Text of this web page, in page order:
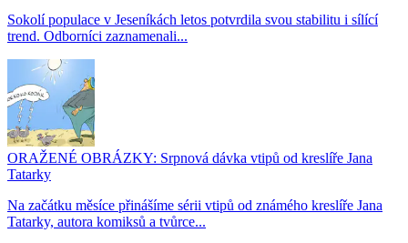
Sokolí populace v Jeseníkách letos potvrdila svou stabilitu i sílící
trend. Odborníci zaznamenali...
ORAŽENÉ OBRÁZKY: Srpnová dávka vtipů od kreslíře Jana
Tatarky
Na začátku měsíce přinášíme sérii vtipů od známého kreslíře Jana
Tatarky, autora komiksů a tvůrce...